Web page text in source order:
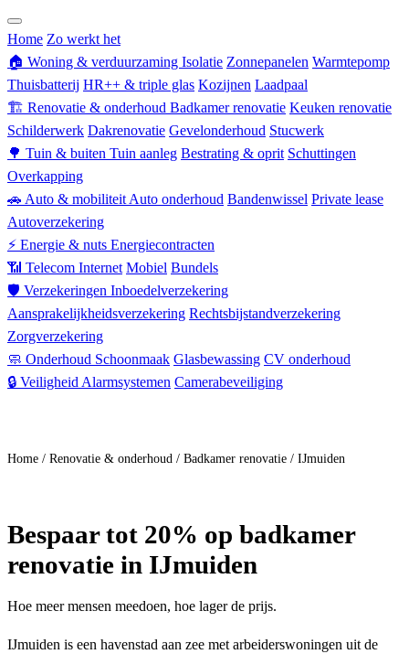
Home Zo werkt het
🏠 Woning & verduurzaming Isolatie Zonnepanelen Warmtepomp
Thuisbatterij HR++ & triple glas Kozijnen Laadpaal
🏗 Renovatie & onderhoud Badkamer renovatie Keuken renovatie
Schilderwerk Dakrenovatie Gevelonderhoud Stucwerk
🌳 Tuin & buiten Tuin aanleg Bestrating & oprit Schuttingen
Overkapping
🚗 Auto & mobiliteit Auto onderhoud Bandenwissel Private lease
Autoverzekering
⚡ Energie & nuts Energiecontracten
📶 Telecom Internet Mobiel Bundels
🛡 Verzekeringen Inboedelverzekering
Aansprakelijkheidsverzekering Rechtsbijstandverzekering
Zorgverzekering
🧼 Onderhoud Schoonmaak Glasbewassing CV onderhoud
🔒 Veiligheid Alarmsystemen Camerabeveiliging
Home / Renovatie & onderhoud / Badkamer renovatie / IJmuiden
Bespaartot 20% op badkamer
renovatie in IJmuiden
Hoe meer mensen meedoen, hoe lager de prijs.
IJmuiden is een havenstad aan zee met arbeiderswoningen uit de